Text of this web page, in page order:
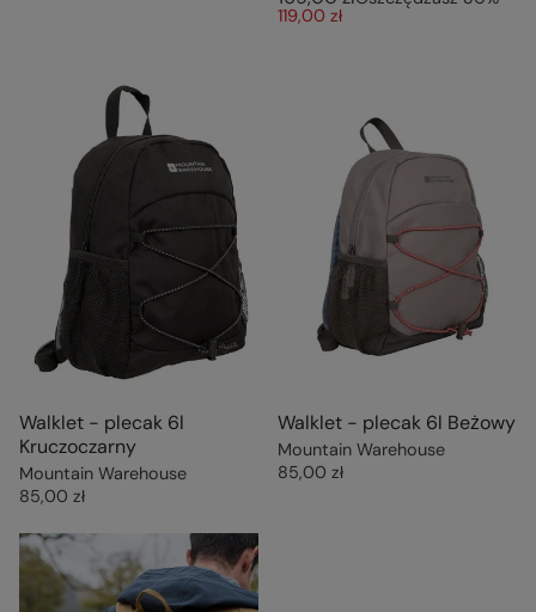
119,00 zł
Walklet - plecak 6l
Kruczoczarny
Mountain Warehouse
85,00 zł
Walklet - plecak 6l Beżowy
Mountain Warehouse
85,00 zł